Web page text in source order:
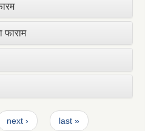
फाराम
next › last »